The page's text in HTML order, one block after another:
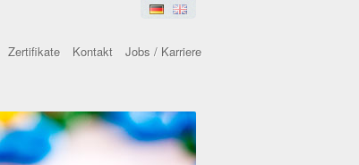
Zertifikate Kontakt Jobs / Karriere